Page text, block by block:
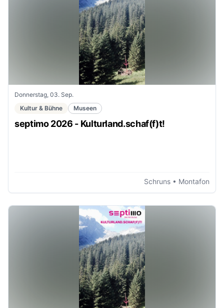
Donnerstag, 03. Sep.
Kultur & Bühne
Museen
septimo 2026 - Kulturland.schaf(f)t!
Schruns • Montafon